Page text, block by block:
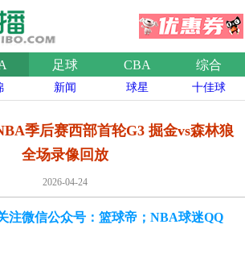
足球 CBA 综合
新闻 球星 十佳球
季后赛西部首轮G3 掘金vs森林狼
全场录像回放
2026-04-24
注微信公众号：篮球帝；NBA球迷QQ